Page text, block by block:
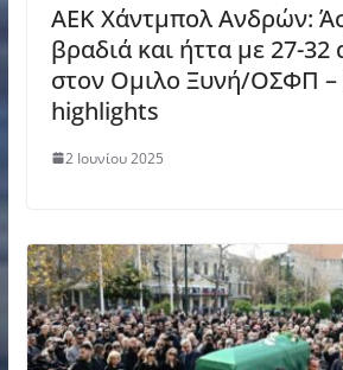
ΑΕΚ Χάντμπολ Ανδρών:
βραδιά και ήττα με 27-32
στον Ομιλο Ξυνή/ΟΣΦΠ –
highlights
2 Ιουνίου 2025